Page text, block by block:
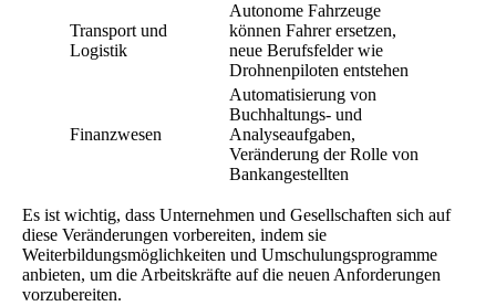
Transport und
Logistik
Autonome Fahrzeuge
können Fahrer ersetzen,
neue Berufsfelder wie
Drohnenpiloten entstehen
Finanzwesen
Automatisierung von
Buchhaltungs- und
Analyseaufgaben,
Veränderung der Rolle von
Bankangestellten
Es ist wichtig, dass Unternehmen und Gesellschaften sich auf
diese Veränderungen vorbereiten, indem sie
Weiterbildungsmöglichkeiten und Umschulungsprogramme
anbieten, um die Arbeitskräfte auf die neuen Anforderungen
vorzubereiten.